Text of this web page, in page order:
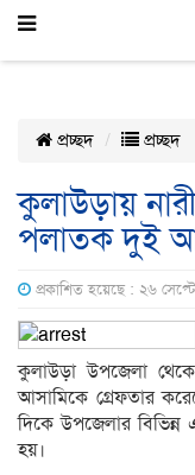
প্রচ্ছদ প্রচ্ছদ
কুলাউড়ায়
পলাতক দুই
প্রকাশিত হয়েছে : ২৬
কুলাউড়া উপজেলা
আসামিকে গ্রেফতার
দিকে উপজেলার বিভিন্ন
হয়।